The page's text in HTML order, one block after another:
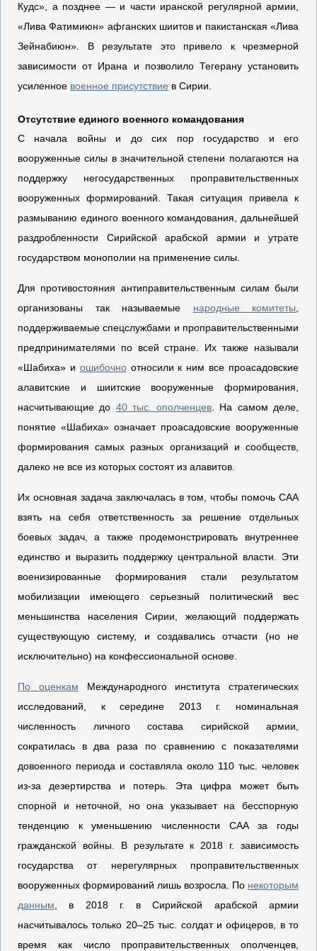
Кудс», а позднее — и части иранской регулярной армии,
«Лива Фатимиюн» афганских шиитов и пакистанская «Лива
Зейнабиюн». В результате это привело к чрезмерной
зависимости от Ирана и позволило Тегерану установить
усиленное военное присутствие в Сирии.
Отсутствие единого военного командования
С начала войны и до сих пор государство и его
вооруженные силы в значительной степени полагаются на
поддержку негосударственных проправительственных
вооруженных формирований. Такая ситуация привела к
размыванию единого военного командования, дальнейшей
раздробленности Сирийской арабской армии и утрате
государством монополии на применение силы.
Для противостояния антиправительственным силам были
организованы так называемые народные комитеты
поддерживаемые спецслужбами и проправительственными
предпринимателями по всей стране. Их также называли
«Шабиха» и ошибочноотносили к ним все проасадовские
алавитские и шиитские вооруженные формирования,
насчитывающие до 40 тыс. ополченцев . На самом деле,
понятие «Шабиха» означает проасадовские вооруженные
формирования самых разных организаций и сообществ,
далеко не все из которых состоят из алавитов.
Их основная задача заключалась в том, чтобы помочь САА
взять на себя ответственность за решение отдельных
боевых задач, а также продемонстрировать внутреннее
единство и выразить поддержку центральной власти. Эти
военизированные формирования стали результатом
мобилизации имеющего серьезный политический вес
меньшинства населения Сирии, желающий поддержать
существующую систему, и создавались отчасти (но не
исключительно) на конфессиональной основе.
По оценкам Международного института стратегических
исследований, к середине 2013 г. номинальная
численность личного состава сирийской армии,
сократилась в два раза по сравнению с показателями
довоенного периода и составляла около 110 тыс. человек
из-за дезертирства и потерь. Эта цифра может быть
спорной и неточной, но она указывает на бесспорную
тенденцию к уменьшению численности САА за годы
гражданской войны. В результате к 2018 г. зависимость
государства от нерегулярных проправительственных
вооруженных формирований лишь возросла. По некоторым
данным , в 2018 г. в Сирийской арабской армии
насчитывалось только 20–25 тыс. солдат и офицеров, в то
время как число проправительственных ополченцев,